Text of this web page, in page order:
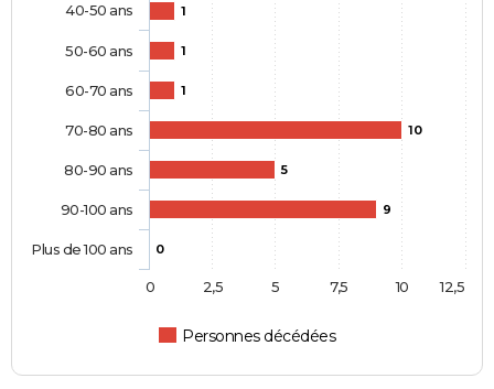
1
1
1
10
5
9
0
Personnes décédées
40-50 ans
50-60 ans
60-70 ans
70-80 ans
80-90 ans
90-100 ans
Plus de 100 ans
0 10
2,5 5 7,5 12,5